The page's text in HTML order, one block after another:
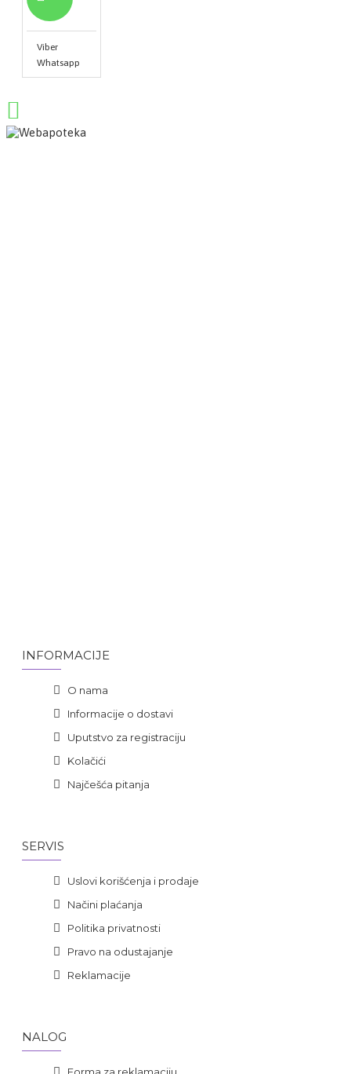
Viber
Whatsapp
INFORMACIJE
O nama
Informacije o dostavi
Uputstvo za registraciju
Kolačići
Najčešća pitanja
SERVIS
Uslovi korišćenja i prodaje
Načini plaćanja
Politika privatnosti
Pravo na odustajanje
Reklamacije
NALOG